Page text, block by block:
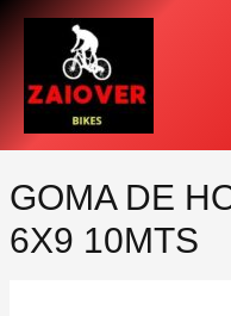
contenido
GOMA DE
6X9 10MTS